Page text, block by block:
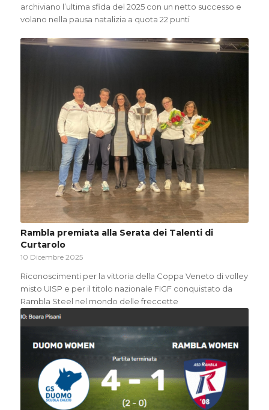
archiviano l’ultima sfida del 2025 con un netto successo e
volano nella pausa natalizia a quota 22 punti
Rambla premiata alla Serata dei Talenti di
Curtarolo
10 Dicembre 2025
Riconoscimenti per la vittoria della Coppa Veneto di volley
misto UISP e per il titolo nazionale FIGF conquistato da
Rambla Steel nel mondo delle freccette